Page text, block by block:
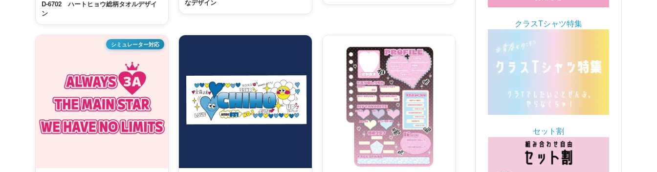
D-6702 ハートヒョウ総柄タオルデザイ
ン
なデザイン
シミュレーター対応
クラスTシャツ特集
セット割